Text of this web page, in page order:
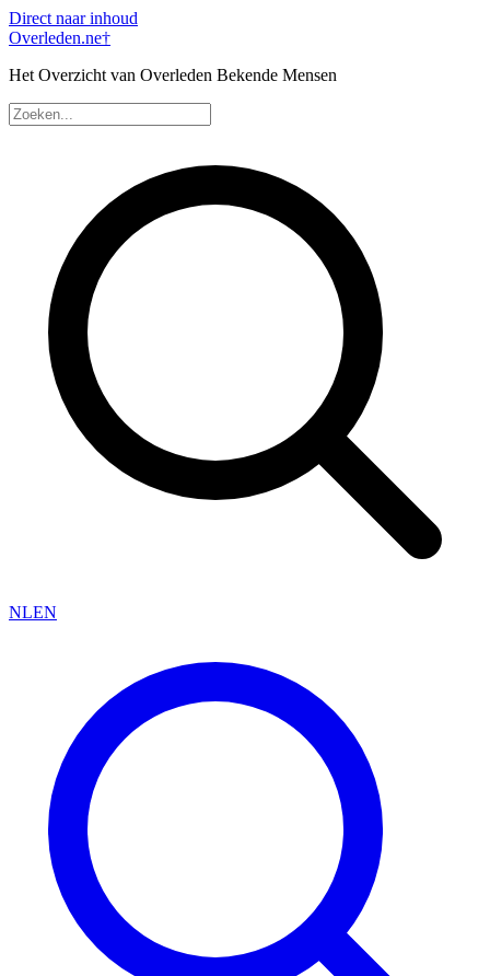
Direct naar inhoud
Overleden.ne†
Het Overzicht van Overleden Bekende Mensen
NLEN